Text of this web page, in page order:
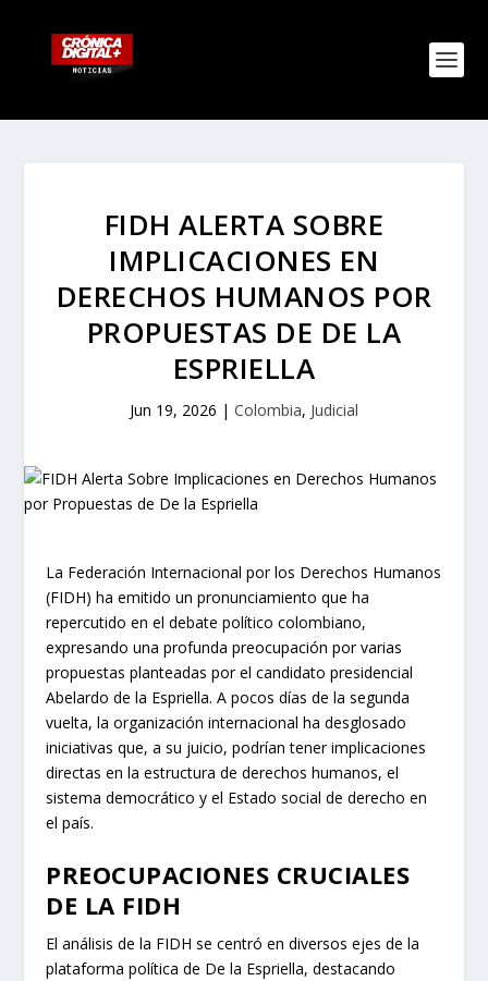
FIDH ALERTA SOBRE
IMPLICACIONES EN
DERECHOS HUMANOS POR
PROPUESTAS DE DE LA
ESPRIELLA
Jun 19, 2026 | Colombia, Judicial
La Federación Internacional por los Derechos Humanos
(FIDH) ha emitido un pronunciamiento que ha
repercutido en el debate político colombiano,
expresando una profunda preocupación por varias
propuestas planteadas por el candidato presidencial
Abelardo de la Espriella. A pocos días de la segunda
vuelta, la organización internacional ha desglosado
iniciativas que, a su juicio, podrían tener implicaciones
directas en la estructura de derechos humanos, el
sistema democrático y el Estado social de derecho en
el país.
PREOCUPACIONES CRUCIALES
DE LA FIDH
El análisis de la FIDH se centró en diversos ejes de la
plataforma política de De la Espriella, destacando